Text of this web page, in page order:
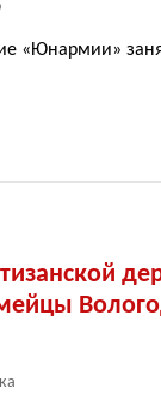
«Юнармии»